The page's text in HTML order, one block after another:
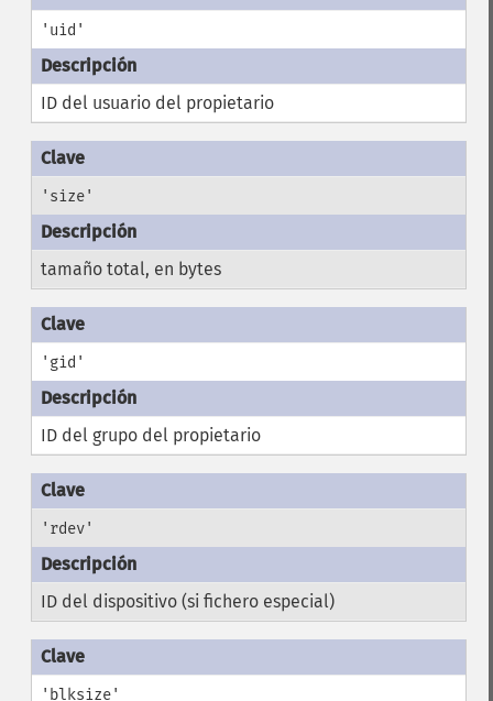
'uid'
ID del usuario del propietario
'size'
tamaño total, en bytes
'gid'
ID del grupo del propietario
'rdev'
ID del dispositivo (si fichero especial)
'blksize'